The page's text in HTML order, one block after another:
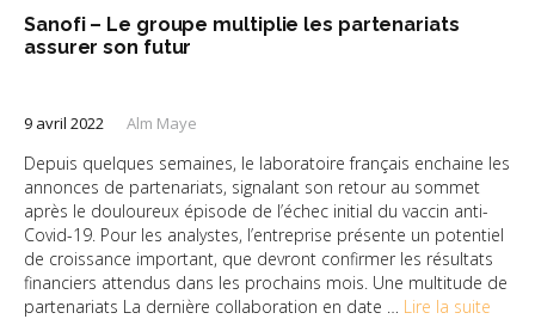
Sanofi – Le groupe multiplie les partenariats
assurer son futur
9 avril 2022 Alm Maye
Depuis quelques semaines, le laboratoire français enchaine les
annonces de partenariats, signalant son retour au sommet
après le douloureux épisode de l’échec initial du vaccin anti-
Covid-19. Pour les analystes, l’entreprise présente un potentiel
de croissance important, que devront confirmer les résultats
financiers attendus dans les prochains mois. Une multitude de
partenariats La dernière collaboration en date … Lire la suite